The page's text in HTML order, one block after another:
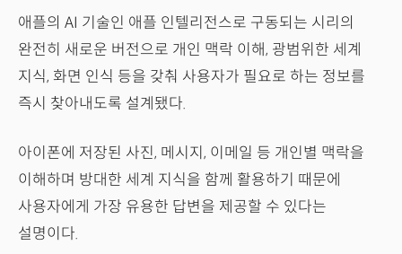
애플의 AI 기술인 애플 인텔리전스로 구동되는 시리의
완전히 새로운 버전으로 개인 맥락 이해, 광범위한 세계
지식, 화면 인식 등을 갖춰 사용자가 필요로 하는 정보를
즉시 찾아내도록 설계됐다.
아이폰에 저장된 사진, 메시지, 이메일 등 개인별 맥락을
이해하며 방대한 세계 지식을 함께 활용하기 때문에
사용자에게 가장 유용한 답변을 제공할 수 있다는
설명이다.